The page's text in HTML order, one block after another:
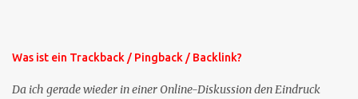
Was ist ein Trackback / Pingback / Backlink?
Da ich gerade wieder in einer Online-Diskussion den Eindruck